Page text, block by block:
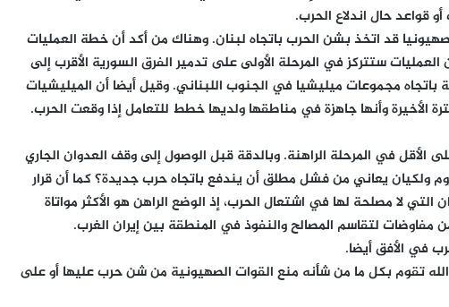
أو قواعدحال اندلاع الحرب.
قد اتخذ بشن الحرب باتجاه لبنان. وهناك من أكد أن خطة العمليات
ستتركز في المرحلة الأولى على تدمير الفرق السورية الأقرب إلى
مجموعات ميليشيا في الجنوب اللبناني. وقيل أيضا أن الميليشيات
الأخيرة وأنها جاهزة في مناطقها ولديها خطط للتعامل إذا وقعت الحرب.
الأقل في المرحلة الراهنة. وبالدقة قبل الوصول إلى وقف العدوان الجاري
ولكيان يعاني من فشل مطلق أن يندفع باتجاه حرب جديدة؟ كما أن قرار
التي لا مصلحة لها في اشتعال الحرب، إذ الوضع الراهن هو الأكثر مواتاة
لتقاسم المصالح والنفوذ في المنطقة بين إيران الغرب.
في الأفق أيضا.
تقوم بكل ما من شأنه منع القوات الصهيونية من شن حرب عليها أو على